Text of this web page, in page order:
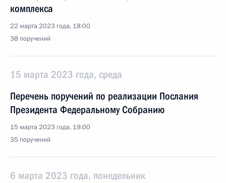
комплекса
22 марта 2023 года, 18:00
38 поручений
15 марта 2023 года, среда
Перечень поручений по реализации Послания
Президента Федеральному Собранию
15 марта 2023 года, 19:00
35 поручений
6 марта 2023 года, понедельник